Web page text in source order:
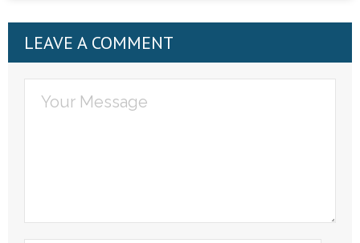
LEAVE A COMMENT